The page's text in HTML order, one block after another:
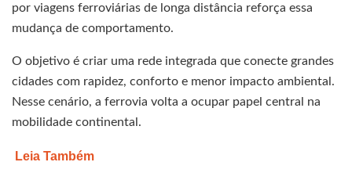
por viagens ferroviárias de longa distância reforça essa
mudança de comportamento.
O objetivo é criar uma rede integrada que conecte grandes
cidades com rapidez, conforto e menor impacto ambiental.
Nesse cenário, a ferrovia volta a ocupar papel central na
mobilidade continental.
Leia Também